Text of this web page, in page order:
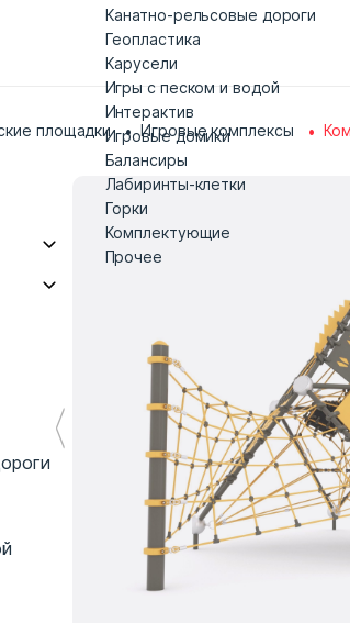
Канатно-рельсовые дороги
Геопластика
Карусели
Игры с песком и водой
Интерактив
Игровые домики
Балансиры
Лабиринты-клетки
Горки
Комплектующие
Прочее
площадки Игровые комплексы